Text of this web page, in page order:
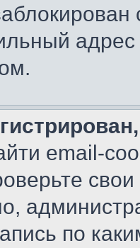
адрес
email-
по